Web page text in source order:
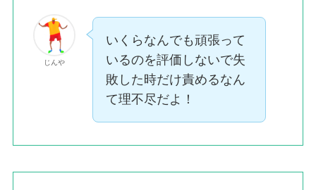
じんや
いくらなんでも頑張って
いるのを評価しないで失
敗した時だけ責めるなん
て理不尽だよ！